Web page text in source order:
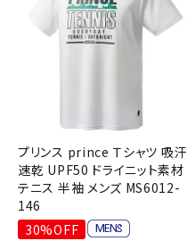
プリンス prince Ｔシャツ 吸汗
速乾 UPF50 ドライニット素材
テニス 半袖 メンズ MS6012-
146
30%OFF